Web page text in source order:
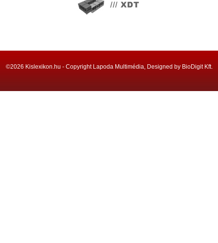
©2026 Kislexikon.hu - Copyright Lapoda Multimédia, Designed by BioDigit Kft.